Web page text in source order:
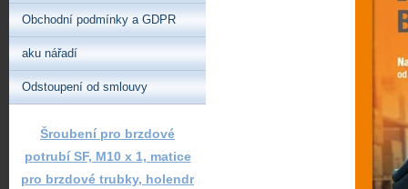
Obchodní podmínky a GDPR
aku nářadí
Odstoupení od smlouvy
Šroubení pro brzdové
potrubí SF, M10 x 1, matice
pro brzdové trubky, holendr